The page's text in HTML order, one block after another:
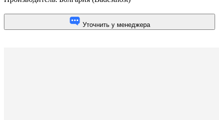
Уточнить у менеджера